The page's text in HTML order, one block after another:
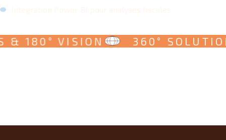
180° VISION 360°